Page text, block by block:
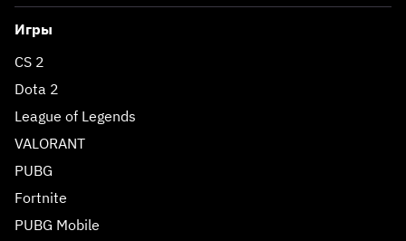
Игры
CS 2
Dota 2
League of Legends
VALORANT
PUBG
Fortnite
PUBG Mobile